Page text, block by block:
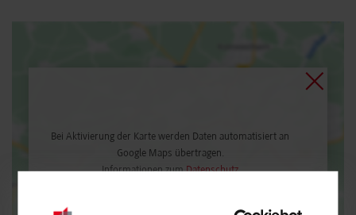
Bei Aktivierung der Karte werden Daten automatisiert an
Google Maps übertragen.
Informationen zumDatenschutz